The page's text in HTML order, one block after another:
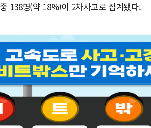
138명(약 18%)이 2차사고로 집계됐다.